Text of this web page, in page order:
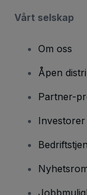
Vårt selskap
Om oss
Åpen
Partner-
Investorer